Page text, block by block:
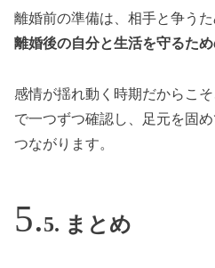
離婚前の準備は、相手と争う
離婚後の自分と生活を守るた
感情が揺れ動く時期だからこ
で一つずつ確認し、足元を固
つながります。
5. まとめ